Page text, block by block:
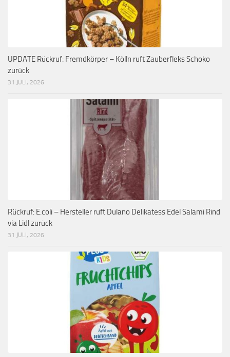
UPDATE Rückruf: Fremdkörper – Kölln ruft Zauberfleks Schoko
zurück
31 JULI, 2026
Rückruf: E.coli – Hersteller ruft Dulano Delikatess Edel Salami Rind
via Lidl zurück
31 JULI, 2026